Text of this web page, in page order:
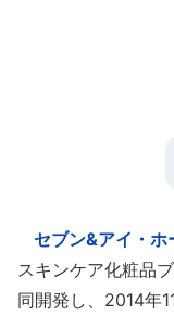
セブン&アイ・ホ
スキンケア化粧品
同開発し、2014年